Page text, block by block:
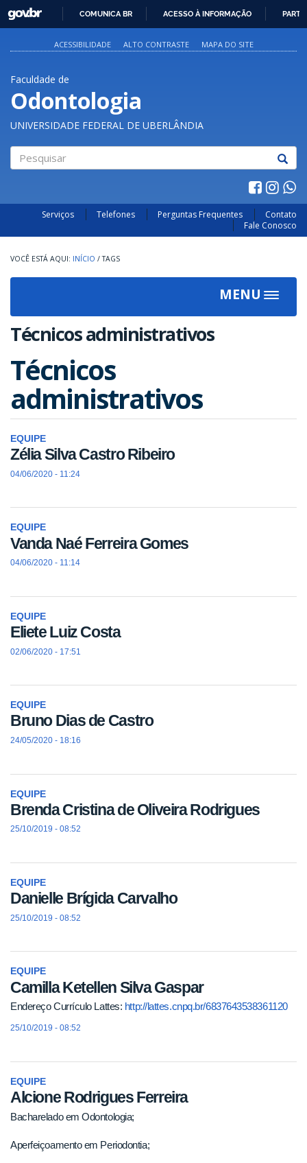
PARA
O
GOVBR
COMUNICA BR ACESSO À INFORMAÇÃO
ACESSIBILIDADE ALTO CONTRASTE MAPA DO SITE
Faculdade de
Odontologia
UNIVERSIDADE FEDERAL DE UBERLÂNDIA
Serviços Telefones Perguntas Frequentes
Contato
Fale Conosco
INÍCIO / TAGS
MENU
Toggle
Técnicos administrativos
Técnicos
administrativos
EQUIPE
Zélia Silva Castro Ribeiro
04/06/2020 - 11:24
EQUIPE
Vanda Naé Ferreira Gomes
04/06/2020 - 11:14
EQUIPE
Eliete Luiz Costa
02/06/2020 - 17:51
EQUIPE
Bruno Dias de Castro
24/05/2020 - 18:16
EQUIPE
Brenda Cristina de Oliveira Rodrigues
25/10/2019 - 08:52
EQUIPE
Danielle Brígida Carvalho
25/10/2019 - 08:52
EQUIPE
Camilla Ketellen Silva Gaspar
Endereço Currículo Lattes: http://lattes.cnpq.br/6837643538361120
25/10/2019 - 08:52
EQUIPE
Alcione Rodrigues Ferreira
Bacharelado em Odontologia;
Aperfeiçoamento em Periodontia;